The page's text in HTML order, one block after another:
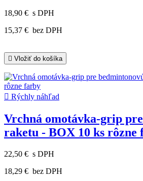
18,90 € s DPH
15,37 € bez DPH
 Vložiť do košíka
 Rýchly náhľad
Vrchná omotávka-grip
raketu - BOX 10 ks rôzne
22,50 € s DPH
18,29 € bez DPH